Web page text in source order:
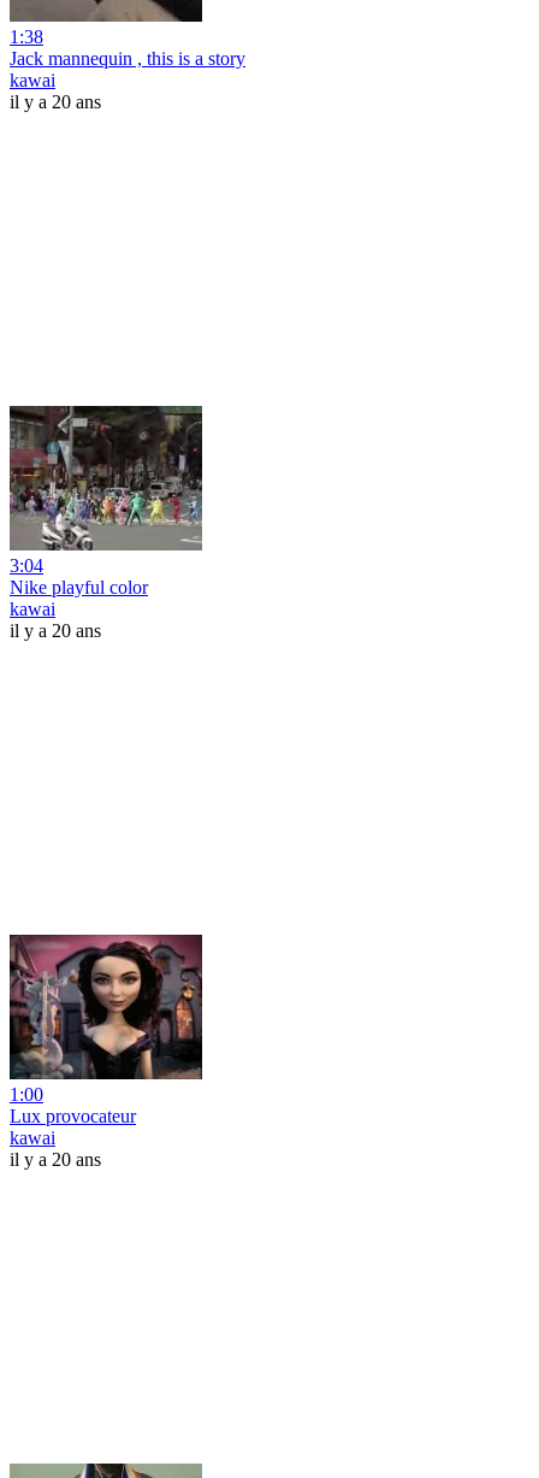
1:38
Jack mannequin , this is a story
kawai
il y a 20 ans
3:04
Nike playful color
kawai
il y a 20 ans
1:00
Lux provocateur
kawai
il y a 20 ans